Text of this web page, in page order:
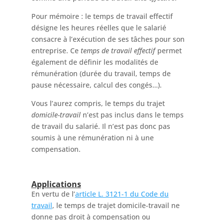
Pour mémoire : le temps de travail effectif
désigne les heures réelles que le salarié
consacre à l’exécution de ses tâches pour son
entreprise. Ce temps de travail effectif permet
également de définir les modalités de
rémunération (durée du travail, temps de
pause nécessaire, calcul des congés…).
Vous l’aurez compris, le temps du trajet
domicile-travailn’est pas inclus dans le temps
de travail du salarié. Il n’est pas donc pas
soumis à une rémunération ni à une
compensation.
Applications
En vertu de l’article L. 3121-1 du Code du
travail, le temps de trajet domicile-travail ne
donne pas droit à compensation ou